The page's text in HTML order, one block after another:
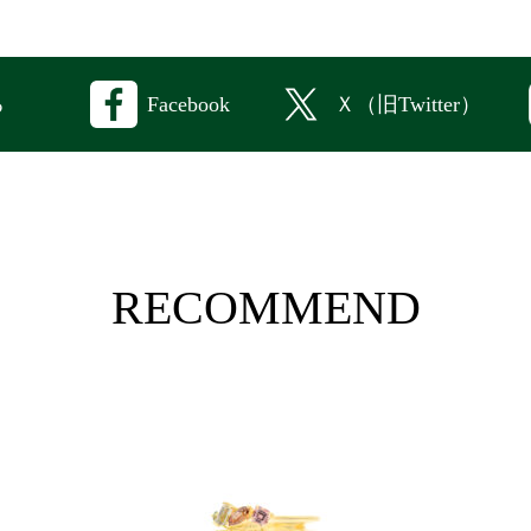
Facebook Ｘ（旧Twitter）
RECOMMEND